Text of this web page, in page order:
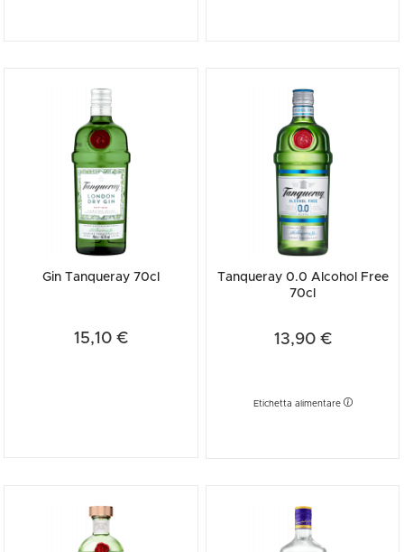
Gin Tanqueray 70cl
15,10 €
Tanqueray 0.0 Alcohol Free
70cl
13,90 €
Etichetta alimentare